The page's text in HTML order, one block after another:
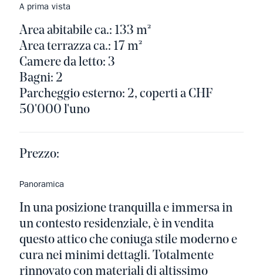
A prima vista
Area abitabile ca.: 133 m²
Area terrazza ca.: 17 m²
Camere da letto: 3
Bagni: 2
Parcheggio esterno: 2, coperti a CHF
50'000 l'uno
Prezzo:
Panoramica
In una posizione tranquilla e immersa in
un contesto residenziale, è in vendita
questo attico che coniuga stile moderno e
cura nei minimi dettagli. Totalmente
rinnovato con materiali di altissimo